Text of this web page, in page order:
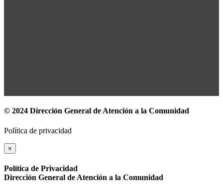
© 2024 Dirección General de Atención a la Comunidad
Política de privacidad
×
Política de Privacidad
Dirección General de Atención a la Comunidad